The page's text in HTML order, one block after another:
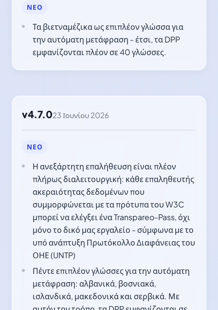
ΝΈΟ
Τα βιετναμέζικα ως επιπλέον γλώσσα για
την αυτόματη μετάφραση - έτσι, τα DPP
εμφανίζονται πλέον σε 40 γλώσσες.
v4.7.023 Ιουνίου 2026
ΝΈΟ
Η ανεξάρτητη επαλήθευση είναι πλέον
πλήρως διαλειτουργική: κάθε επαληθευτής
ακεραιότητας δεδομένων που
συμμορφώνεται με τα πρότυπα του W3C
μπορεί να ελέγξει ένα Transpareo-Pass, όχι
μόνο το δικό μας εργαλείο - σύμφωνα με το
υπό ανάπτυξη Πρωτόκολλο Διαφάνειας του
ΟΗΕ (UNTP)
Πέντε επιπλέον γλώσσες για την αυτόματη
μετάφραση: αλβανικά, βοσνιακά,
ισλανδικά, μακεδονικά και σερβικά. Με